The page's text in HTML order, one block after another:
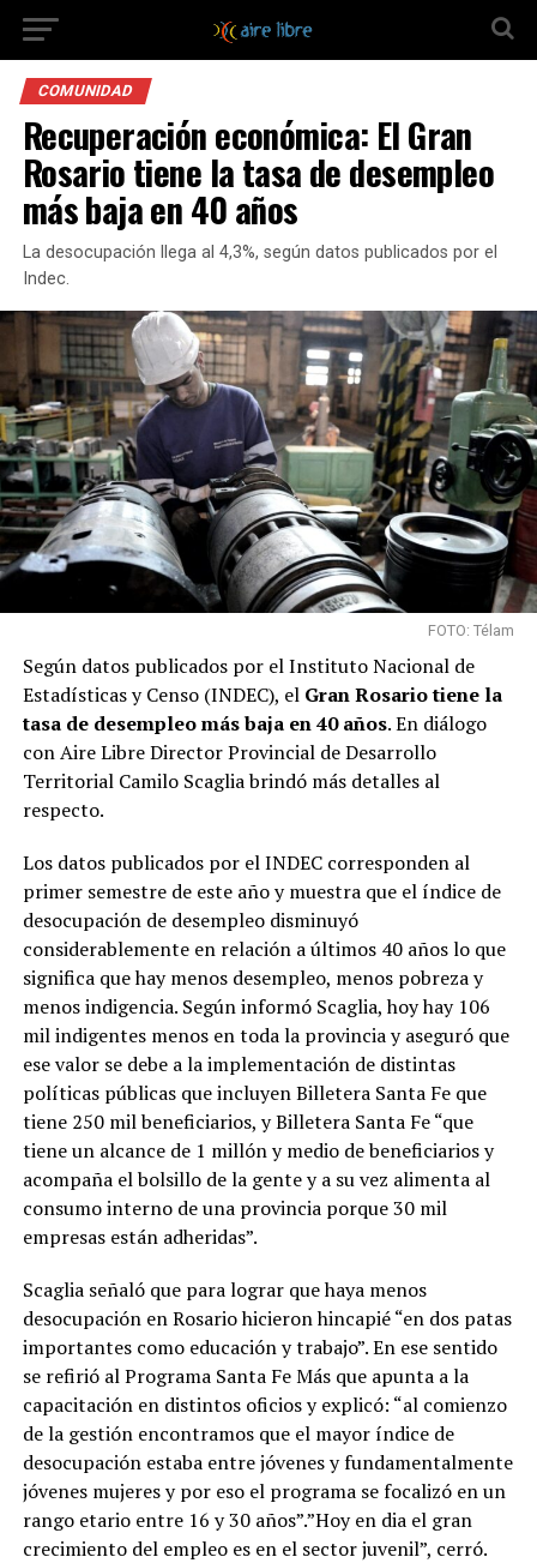
COMUNIDAD
Recuperación económica: El Gran
Rosario tiene la tasa de desempleo
más baja en 40 años
La desocupación llega al 4,3%, según datos publicados por el
Indec.
FOTO: Télam
Según datos publicados por el Instituto Nacional de
Estadísticas y Censo (INDEC), el Gran Rosario tiene la
tasa de desempleo más baja en 40 años. En diálogo
con Aire Libre Director Provincial de Desarrollo
Territorial Camilo Scaglia brindó más detalles al
respecto.
Los datos publicados por el INDEC corresponden al
primer semestre de este año y muestra que el índice de
desocupación de desempleo disminuyó
considerablemente en relación a últimos 40 años lo que
significa que hay menos desempleo, menos pobreza y
menos indigencia. Según informó Scaglia, hoy hay 106
mil indigentes menos en toda la provincia y aseguró que
ese valor se debe a la implementación de distintas
políticas públicas que incluyen Billetera Santa Fe que
tiene 250 mil beneficiarios, y Billetera Santa Fe “que
tiene un alcance de 1 millón y medio de beneficiarios y
acompaña el bolsillo de la gente y a su vez alimenta al
consumo interno de una provincia porque 30 mil
empresas están adheridas”.
Scaglia señaló que para lograr que haya menos
desocupación en Rosario hicieron hincapié “en dos patas
importantes como educación y trabajo”. En ese sentido
se refirió al Programa Santa Fe Más que apunta a la
capacitación en distintos oficios y explicó: “al comienzo
de la gestión encontramos que el mayor índice de
desocupación estaba entre jóvenes y fundamentalmente
jóvenes mujeres y por eso el programa se focalizó en un
rango etario entre 16 y 30 años”.”Hoy en dia el gran
crecimiento del empleo es en el sector juvenil”, cerró.